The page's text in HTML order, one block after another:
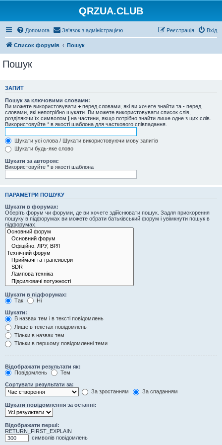
QRZUA.CLUB
Допомога Зв'язок з адміністрацією Вхід
Реєстрація
Список форумів Пошук
Пошук
ЗАПИТ
Пошук за ключовими словами:
Ви можете використовувати + перед словами, які ви хочете знайти та - перед
словами, які непотрібно шукати. Ви можете використовувати список слів,
розділяючи їх символом | на частини, якщо потрібно знайти лише одне з цих слів.
Використовуйте * в якості шаблона для часткового співпадання.
Шукати усі слова / Шукати використовуючи мову запитів
Шукати будь-яке слово
Шукати за автором:
Використовуйте * в якості шаблона
ПАРАМЕТРИ ПОШУКУ
Шукати в форумах:
Оберіть форум чи форуми, де ви хочете здійснювати пошук. Задля прискорення
пошуку в підфорумах ви можете обрати батьківський форум і увімкнути пошук в
підфорумах.
Шукати в підфорумах:
Так
Ні
Шукати:
В назвах тем і в тексті повідомлень
Лише в текстах повідомлень
Тільки в назвах тем
Тільки в першому повідомленні теми
Відображати результати як:
Повідомлень
Тем
Сортувати результати за:
За зростанням
За спаданням
Шукати повідомлення за останні:
Відображати перші:
RETURN_FIRST_EXPLAIN
символів повідомлень